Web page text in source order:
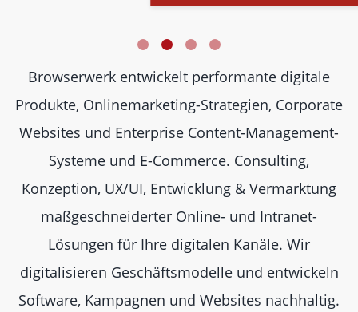
Browserwerk entwickelt performante digitale
Produkte, Onlinemarketing-Strategien, Corporate
Websites und Enterprise Content-Management-
Systeme und E-Commerce. Consulting,
Konzeption, UX/UI, Entwicklung & Vermarktung
maßgeschneiderter Online- und Intranet-
Lösungen für Ihre digitalen Kanäle. Wir
digitalisieren Geschäftsmodelle und entwickeln
Software, Kampagnen und Websites nachhaltig.